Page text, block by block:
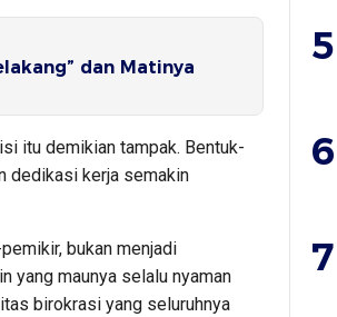
dan Matinya
itu demikian tampak. Bentuk-
dedikasi kerja semakin
bukan menjadi
yang maunya selalu nyaman
birokrasi yang seluruhnya
5
6
7